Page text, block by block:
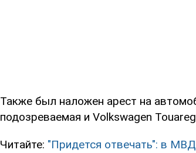
Также был наложен арест на
подозреваемая и Volkswagen
Читайте: "Придется отвечать": в